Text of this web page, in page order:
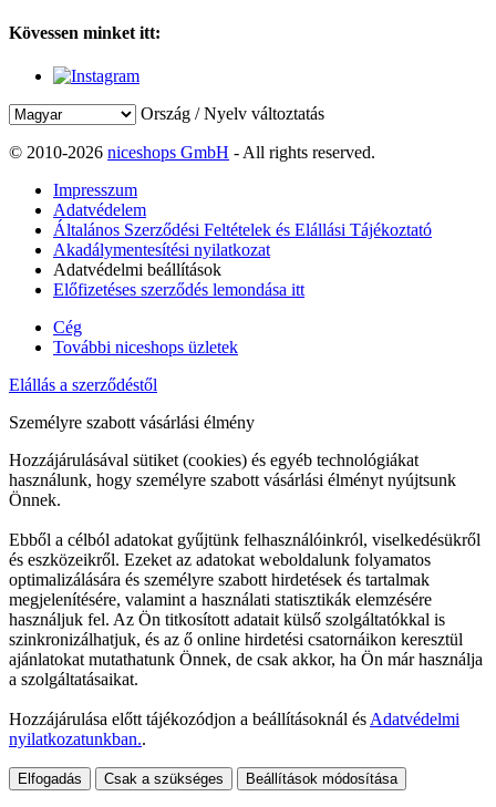
Kövessen minket itt:
Ország / Nyelv változtatás
© 2010-2026 niceshops GmbH - All rights reserved.
Impresszum
Adatvédelem
Általános Szerződési Feltételek és Elállási Tájékoztató
Akadálymentesítési nyilatkozat
Adatvédelmi beállítások
Előfizetéses szerződés lemondása itt
Cég
További niceshops üzletek
Elállás a szerződéstől
Személyre szabott vásárlási élmény
Hozzájárulásával sütiket (cookies) és egyéb technológiákat
használunk, hogy személyre szabott vásárlási élményt nyújtsunk
Önnek.
Ebből a célból adatokat gyűjtünk felhasználóinkról, viselkedésükről
és eszközeikről. Ezeket az adatokat weboldalunk folyamatos
optimalizálására és személyre szabott hirdetések és tartalmak
megjelenítésére, valamint a használati statisztikák elemzésére
használjuk fel. Az Ön titkosított adatait külső szolgáltatókkal is
szinkronizálhatjuk, és az ő online hirdetési csatornáikon keresztül
ajánlatokat mutathatunk Önnek, de csak akkor, ha Ön már használja
a szolgáltatásaikat.
Hozzájárulása előtt tájékozódjon a beállításoknál és Adatvédelmi
nyilatkozatunkban..
Elfogadás Csak a szükséges Beállítások módosítása